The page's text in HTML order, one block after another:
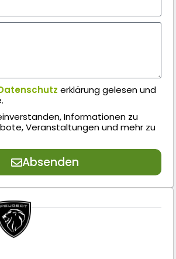
erklärung gelesen und
Informationen zu
Veranstaltungen und mehr zu
Absenden